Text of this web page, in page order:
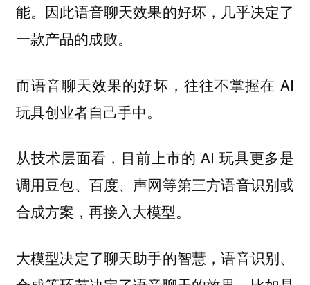
能。因此语音聊天效果的好坏，几乎决定了
一款产品的成败。
而语音聊天效果的好坏，往往不掌握在 AI
玩具创业者自己手中。
从技术层面看，目前上市的 AI 玩具更多是
调用豆包、百度、声网等第三方语音识别或
合成方案，再接入大模型。
大模型决定了聊天助手的智慧，语音识别、